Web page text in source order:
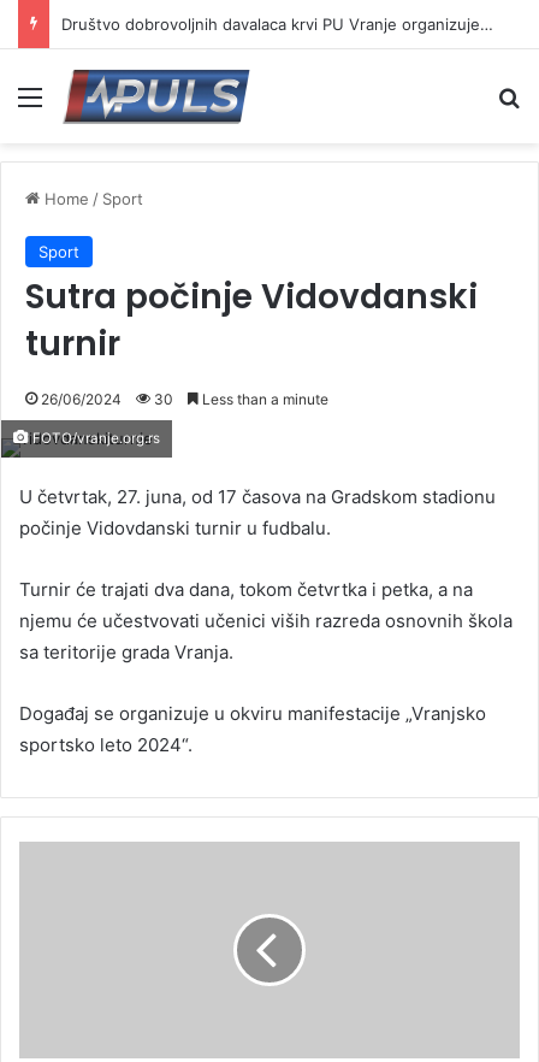
Društvo dobrovoljnih davalaca krvi PU Vranje organizuje akciju na Besnoj kobili
Menu
Home / Sport
Sport
Sutra počinje Vidovdanski
turnir
26/06/2024 30 Less than a minute
FOTO/vranje.org.rs
U četvrtak, 27. juna, od 17 časova na Gradskom stadionu
počinje Vidovdanski turnir u fudbalu.
Turnir će trajati dva dana, tokom četvrtka i petka, a na
njemu će učestvovati učenici viših razreda osnovnih škola
sa teritorije grada Vranja.
Događaj se organizuje u okviru manifestacije „Vranjsko
sportsko leto 2024“.